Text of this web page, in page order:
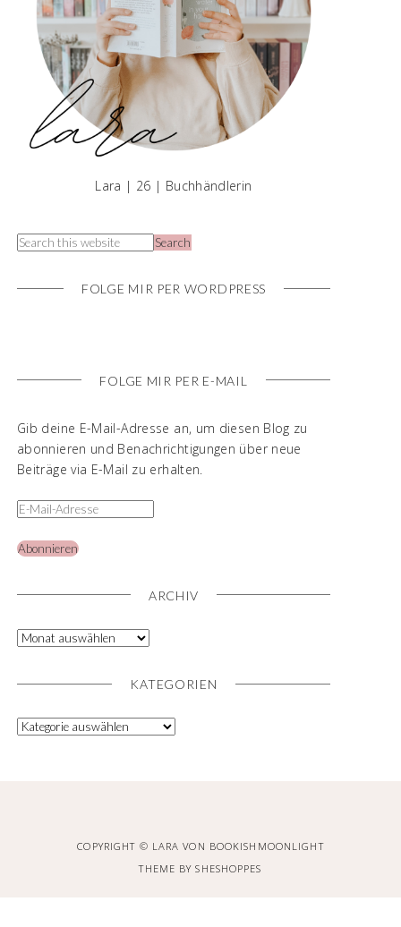
Lara | 26 | Buchhändlerin
FOLGE MIR PER WORDPRESS
FOLGE MIR PER E-MAIL
Gib deine E-Mail-Adresse an, um diesen Blog zu
abonnieren und Benachrichtigungen über neue
Beiträge via E-Mail zu erhalten.
Abonnieren
ARCHIV
KATEGORIEN
COPYRIGHT © LARA VON BOOKISHMOONLIGHT
THEME BYSHESHOPPES